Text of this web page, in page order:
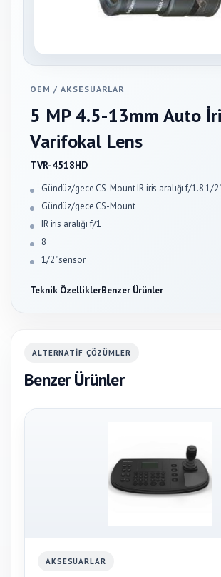
OEM / AKSESUARLAR
5 MP 4.5-13mm Auto
Varifokal Lens
TVR-4518HD
Gündüz/gece CS-Mount IR iris aralığı f/1.8 1/
Gündüz/gece CS-Mount
IR iris aralığı f/1
8
1/2" sensör
Teknik ÖzelliklerBenzer Ürünler
ALTERNATIF ÇÖZÜMLER
Benzer Ürünler
AKSESUARLAR